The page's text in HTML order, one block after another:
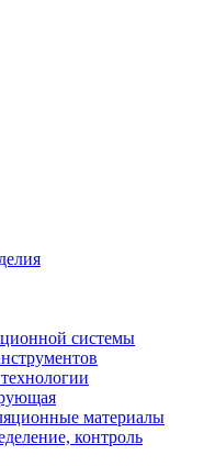
системы
материалы
контроль